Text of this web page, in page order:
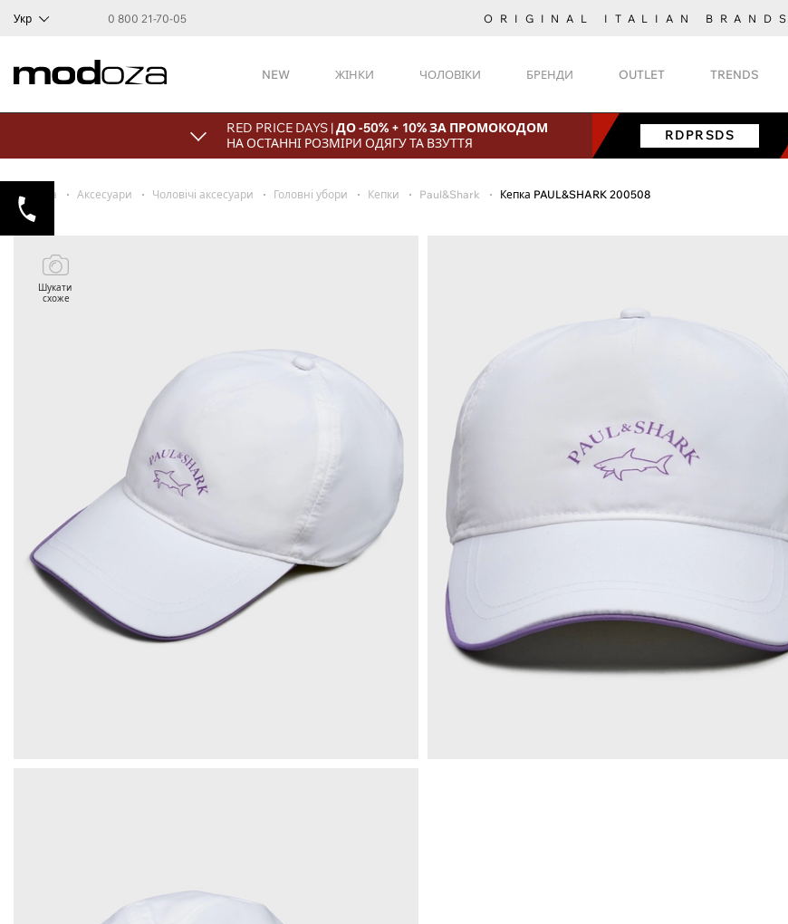
Укр 0 800 21-70-05 ORIGINAL ITALIAN BRANDS
NEW ЖІНКИ ЧОЛОВІКИ БРЕНДИ OUTLET TRENDS
RED PRICE DAYS |ДО -50% + 10% ЗА ПРОМОКОДОМ
НА ОСТАННІ РОЗМІРИ ОДЯГУ ТА ВЗУТТЯ
RDPRSDS
Головна Аксесуари Чоловічі аксесуари Головні убори Кепки Paul&Shark Кепка PAUL&SHARK 200508
Шукати
схоже